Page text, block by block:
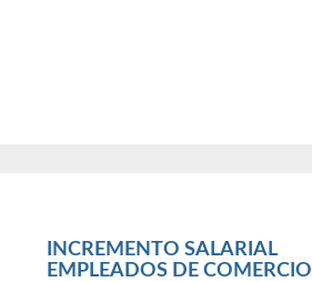
INCREMENTO SALARIAL
EMPLEADOS DE COMERCIO